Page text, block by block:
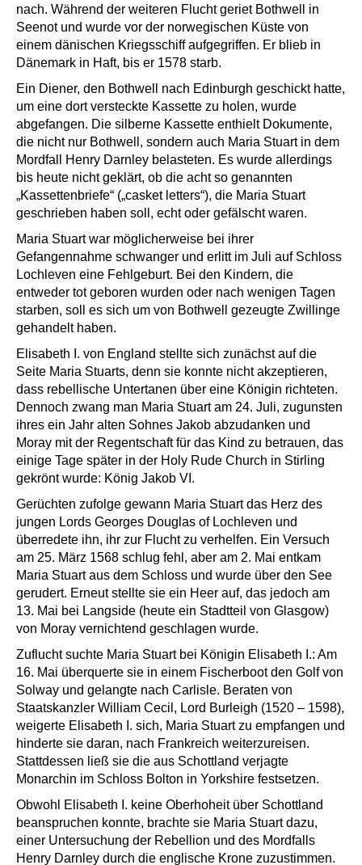
nach. Während der weiteren Flucht geriet Bothwell in
Seenot und wurde vor der norwegischen Küste von
einem dänischen Kriegsschiff aufgegriffen. Er blieb in
Dänemark in Haft, bis er 1578 starb.
Ein Diener, den Bothwell nach Edinburgh geschickt hatte,
um eine dort versteckte Kassette zu holen, wurde
abgefangen. Die silberne Kassette enthielt Dokumente,
die nicht nur Bothwell, sondern auch Maria Stuart in dem
Mordfall Henry Darnley belasteten. Es wurde allerdings
bis heute nicht geklärt, ob die acht so genannten
„Kassettenbriefe“ („casket letters“), die Maria Stuart
geschrieben haben soll, echt oder gefälscht waren.
Maria Stuart war möglicherweise bei ihrer
Gefangennahme schwanger und erlitt im Juli auf Schloss
Lochleven eine Fehlgeburt. Bei den Kindern, die
entweder tot geboren wurden oder nach wenigen Tagen
starben, soll es sich um von Bothwell gezeugte Zwillinge
gehandelt haben.
Elisabeth I. von England stellte sich zunächst auf die
Seite Maria Stuarts, denn sie konnte nicht akzeptieren,
dass rebellische Untertanen über eine Königin richteten.
Dennoch zwang man Maria Stuart am 24. Juli, zugunsten
ihres ein Jahr alten Sohnes Jakob abzudanken und
Moray mit der Regentschaft für das Kind zu betrauen, das
einige Tage später in der Holy Rude Church in Stirling
gekrönt wurde: König Jakob VI.
Gerüchten zufolge gewann Maria Stuart das Herz des
jungen Lords Georges Douglas of Lochleven und
überredete ihn, ihr zur Flucht zu verhelfen. Ein Versuch
am 25. März 1568 schlug fehl, aber am 2. Mai entkam
Maria Stuart aus dem Schloss und wurde über den See
gerudert. Erneut stellte sie ein Heer auf, das jedoch am
13. Mai bei Langside (heute ein Stadtteil von Glasgow)
von Moray vernichtend geschlagen wurde.
Zuflucht suchte Maria Stuart bei Königin Elisabeth I.: Am
16. Mai überquerte sie in einem Fischerboot den Golf von
Solway und gelangte nach Carlisle. Beraten von
Staatskanzler William Cecil, Lord Burleigh (1520 – 1598),
weigerte Elisabeth I. sich, Maria Stuart zu empfangen und
hinderte sie daran, nach Frankreich weiterzureisen.
Stattdessen ließ sie die aus Schottland verjagte
Monarchin im Schloss Bolton in Yorkshire festsetzen.
Obwohl Elisabeth I. keine Oberhoheit über Schottland
beanspruchen konnte, brachte sie Maria Stuart dazu,
einer Untersuchung der Rebellion und des Mordfalls
Henry Darnley durch die englische Krone zuzustimmen.